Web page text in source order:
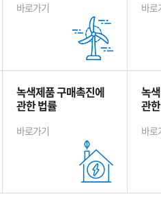
바로가기 바로
녹색제품 구매촉진에
관한 법률
바로가기
녹
관
바로